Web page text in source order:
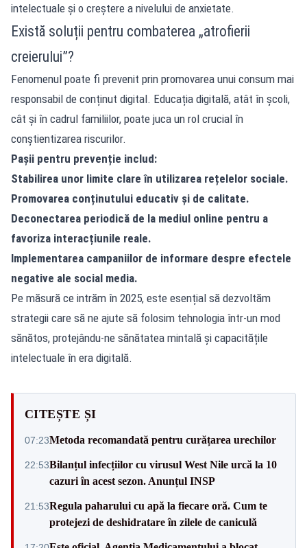
intelectuale și o creștere a nivelului de anxietate.
Există soluții pentru combaterea „atrofierii
creierului”?
Fenomenul poate fi prevenit prin promovarea unui consum mai
responsabil de conținut digital. Educația digitală, atât în școli,
cât și în cadrul familiilor, poate juca un rol crucial în
conștientizarea riscurilor.
Pașii pentru prevenție includ:
Stabilirea unor limite clare în utilizarea rețelelor sociale.
Promovarea conținutului educativ și de calitate.
Deconectarea periodică de la mediul online pentru a
favoriza interacțiunile reale.
Implementarea campaniilor de informare despre efectele
negative ale social media.
Pe măsură ce intrăm în 2025, este esențial să dezvoltăm
strategii care să ne ajute să folosim tehnologia într-un mod
sănătos, protejându-ne sănătatea mintală și capacitățile
intelectuale în era digitală.
CITEȘTE ȘI
07:23Metoda recomandată pentru curățarea urechilor
22:53Bilanțul infecțiilor cu virusul West Nile urcă la 10
cazuri în acest sezon. Anunțul INSP
21:53Regula paharului cu apă la fiecare oră. Cum te
protejezi de deshidratare în zilele de caniculă